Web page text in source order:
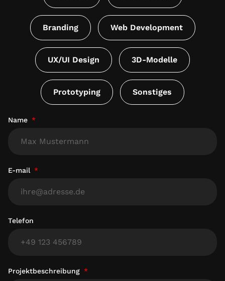
Branding Web Development
UX/UI Design 3D-Modelle
Prototyping Sonstiges
Name
E-mail
Telefon
Projektbeschreibung